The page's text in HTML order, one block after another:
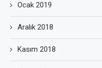
Ocak 2019
Aralık 2018
Kasım 2018